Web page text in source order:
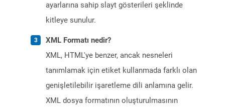
ayarlarına sahip slayt gösterileri şeklinde
kitleye sunulur.
XML Formatı nedir?
XML, HTML'ye benzer, ancak nesneleri
tanımlamak için etiket kullanmada farklı olan
genişletilebilir işaretleme dili anlamına gelir.
XML dosya formatının oluşturulmasının